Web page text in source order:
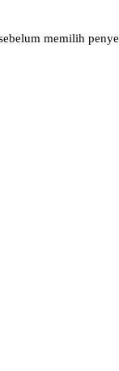
memilih